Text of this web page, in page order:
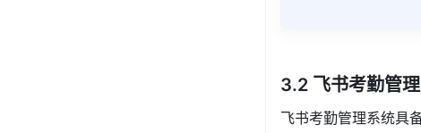
3.2 飞书考勤管
飞书考勤管理系统具